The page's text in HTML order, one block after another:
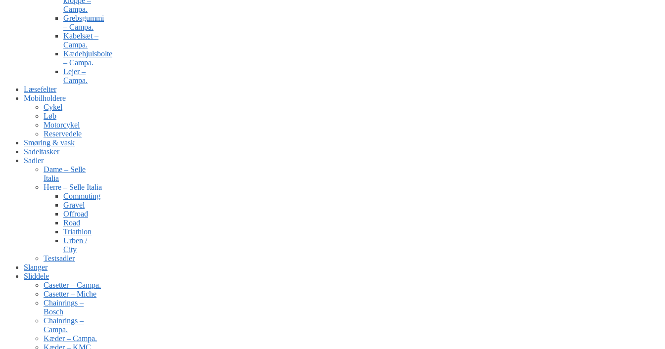
Campa.
Grebsgummi
– Campa.
Kabelsæt –
Campa.
Kædehjulsbolte
– Campa.
Lejer –
Campa.
Læsefelter
Mobilholdere
Cykel
Løb
Motorcykel
Reservedele
Smøring & vask
Sadeltasker
Sadler
Dame – Selle
Italia
Herre – Selle Italia
Commuting
Gravel
Offroad
Road
Triathlon
Urben /
City
Testsadler
Slanger
Sliddele
Casetter – Campa.
Casetter – Miche
Chainrings –
Bosch
Chainrings –
Campa.
Kæder – Campa.